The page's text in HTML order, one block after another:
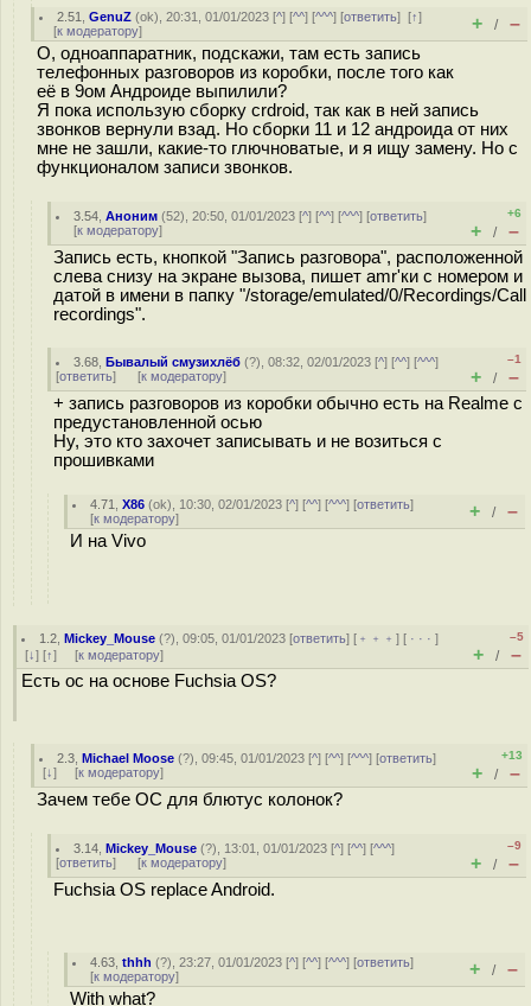
2.51 ,GenuZ (ok), 20:31, 01/01/2023 [^] [^^] [^^^] [ответить][↑]
[к модератору] + / –
О, одноаппаратник, подскажи, там есть запись
телефонных разговоров из коробки, после того как
её в 9ом Андроиде выпилили?
Я пока использую сборку crdroid, так как в ней запись
звонков вернули взад. Но сборки 11 и 12 андроида от них
мне не зашли, какие-то глючноватые, и я ищу замену. Но с
функционалом записи звонков.
3.54 ,Аноним (52), 20:50, 01/01/2023 [^] [^^] [^^^] [ответить]
[к модератору]
+6
+ / –
Запись есть, кнопкой "Запись разговора", расположенной
слева снизу на экране вызова, пишет amr'ки с номером и
датой в имени в папку "/storage/emulated/0/Recordings/Call
recordings".
3.68 ,Бывалый смузихлёб (?), 08:32, 02/01/2023 [^] [^^] [^^^]
[ответить] [к модератору]
–1
+ / –
+ запись разговоров из коробки обычно есть на Realme с
предустановленной осью
Ну, это кто захочет записывать и не возиться с
прошивками
4.71 ,X86 (ok), 10:30, 02/01/2023 [^] [^^] [^^^] [ответить]
[к модератору] + / –
И на Vivo
1.2 ,Mickey_Mouse (?), 09:05, 01/01/2023 [ответить] [ ﹢﹢﹢] [ · · ·]
[↓] [↑] [к модератору]
–5
+ / –
Есть ос на основе Fuchsia OS?
2.3 ,Michael Moose (?), 09:45, 01/01/2023 [^] [^^] [^^^] [ответить]
[↓] [к модератору]
+13
+ / –
Зачем тебе ОС для блютус колонок?
3.14 ,Mickey_Mouse (?), 13:01, 01/01/2023 [^] [^^] [^^^]
[ответить] [к модератору]
–9
+ / –
Fuchsia OS replace Android.
4.63 ,thhh (?), 23:27, 01/01/2023 [^] [^^] [^^^] [ответить]
[к модератору] + / –
With what?